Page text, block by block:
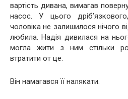
вартість дивана, вимагав
насос. У цього
чоловіка не залишилося нічого
любила. Надія дивилася на
могла жити з ним стільки
втратити от це.
Він намагався її налякати.